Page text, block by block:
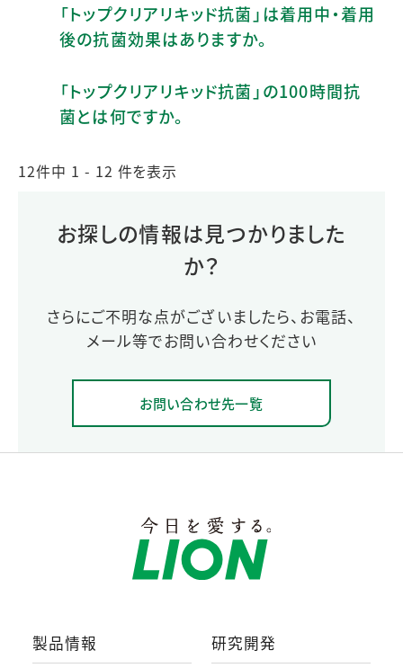
「トップクリアリキッド抗菌」は着用中・着用
後の抗菌効果はありますか。
「トップクリアリキッド抗菌」の100時間抗
菌とは何ですか。
12件中 1 - 12 件を表示
お探しの情報は見つかりました
か？
さらにご不明な点がございましたら、お電話、
メール等でお問い合わせください
お問い合わせ先一覧
製品情報 研究開発